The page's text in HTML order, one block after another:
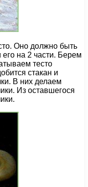
Оно должно быть
на 2 части. Берем
тесто
стакан и
В них делаем
Из оставшегося